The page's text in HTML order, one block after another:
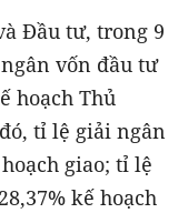
Đầu tư, trong 9
vốn đầu tư
hoạch Thủ
tỉ lệ giải ngân
giao; tỉ lệ
kế hoạch